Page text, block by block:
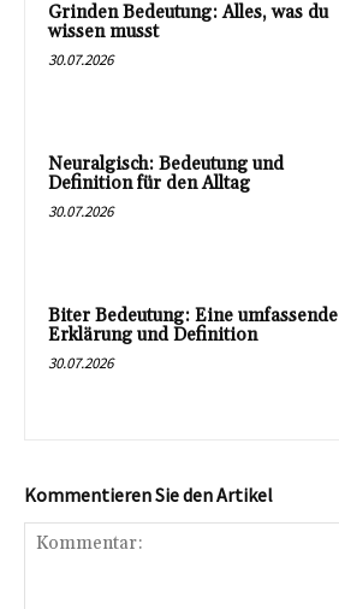
Grinden Bedeutung: Alles, was du
wissen musst
30.07.2026
Neuralgisch: Bedeutung und
Definition für den Alltag
30.07.2026
Biter Bedeutung: Eine umfassende
Erklärung und Definition
30.07.2026
Kommentieren Sie den Artikel